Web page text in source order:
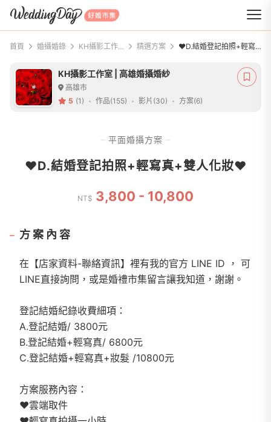
WeddingDay 好婚市集
首頁 婚攝婚錄 KH攝影工作室 | 高雄婚攝婚紗 精選方案 ❤️D.結婚登記拍照+輕寫真+雙人化妝❤️
KH攝影工作室 | 高雄婚攝婚紗
高雄市
5 (1) 作品(155) 影片(30) 方案(6)
平面婚攝方案
❤️D.結婚登記拍照+輕寫真+雙人化妝❤️
NT$ 3,800 - 10,800
方案內容
在【店家資料-聯絡資訊】裡有我的官方 LINE ID ， 可
LINE直接詢問，或是婚禮市集留言讓我知道，謝謝。
登記結婚紀錄收費細項：
A.登記結婚/ 3800元
B.登記結婚+輕寫真/ 6800元
C.登記結婚+輕寫真+妝髮 /10800元
方案服務內容：
❤雲端取件